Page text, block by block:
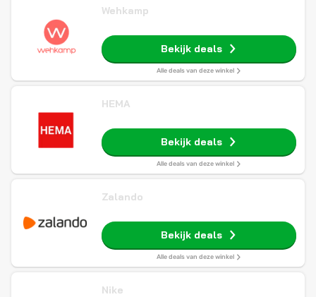
Wehkamp
Bekijk deals
Alle deals van deze winkel
HEMA
Bekijk deals
Alle deals van deze winkel
Zalando
Bekijk deals
Alle deals van deze winkel
Nike